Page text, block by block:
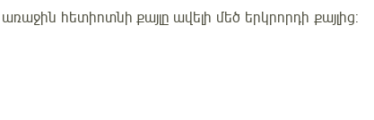
առաջին հետիոտնի քայլը ավելի մեծ երկրորդի քայլից: